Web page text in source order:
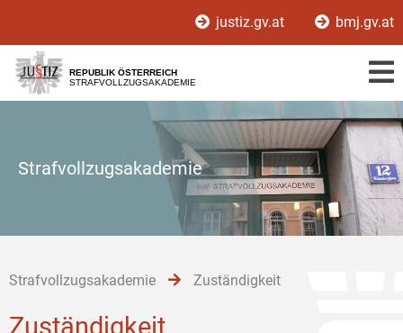
[1]
[2]
[3]
justiz.gv.at bmj.gv.at
REPUBLIK ÖSTERREICH
STRAFVOLLZUGSAKADEMIE
Strafvollzugsakademie
Strafvollzugsakademie Zuständigkeit
Zuständigkeit